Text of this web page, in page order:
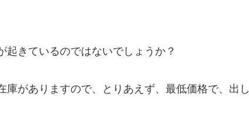
きているのではないでしょうか？
がありますので、とりあえず、最低価格で、出し